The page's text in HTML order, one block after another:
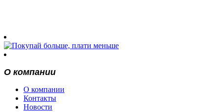
О компании
О компании
Контакты
Новости